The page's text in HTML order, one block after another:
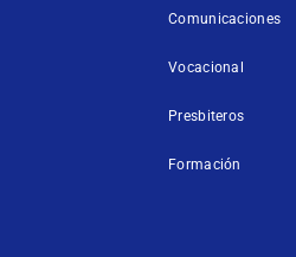
Comunicaciones
Vocacional
Presbiteros
Formación